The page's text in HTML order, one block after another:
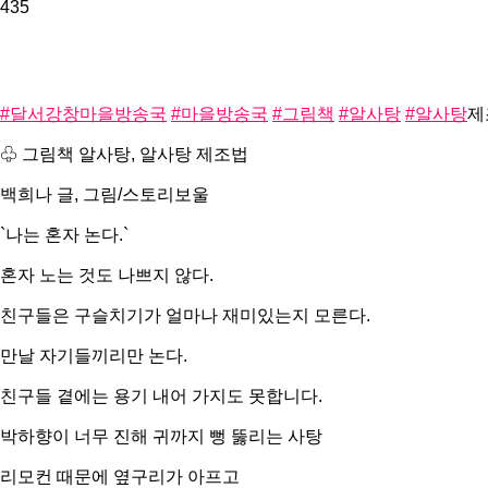
435
#달서강창마을방송국 #마을방송국 #그림책 #알사탕 #알사탕제
♧ 그림책 알사탕, 알사탕 제조법
백희나 글, 그림/스토리보울
`나는 혼자 논다.`
혼자 노는 것도 나쁘지 않다.
친구들은 구슬치기가 얼마나 재미있는지 모른다.
만날 자기들끼리만 논다.
친구들 곁에는 용기 내어 가지도 못합니다.
박하향이 너무 진해 귀까지 뻥 뚫리는 사탕
리모컨 때문에 옆구리가 아프고